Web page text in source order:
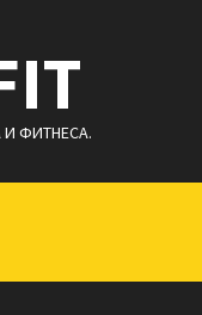
ФИТНЕСА.